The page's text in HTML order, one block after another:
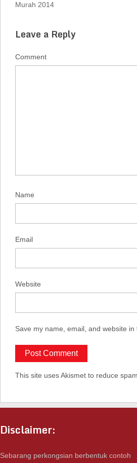
Murah 2014
Leave a Reply
Comment
Name
Email
Website
Save my name, email, and website
This site uses Akismet to reduce
Disclaimer:
Sebarang perkongsian berbentuk contoh